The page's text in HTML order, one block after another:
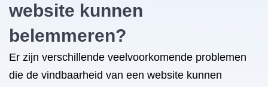
website kunnen
belemmeren?
Er zijn verschillende veelvoorkomende problemen
die de vindbaarheid van een website kunnen